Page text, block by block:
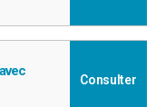
Consulter